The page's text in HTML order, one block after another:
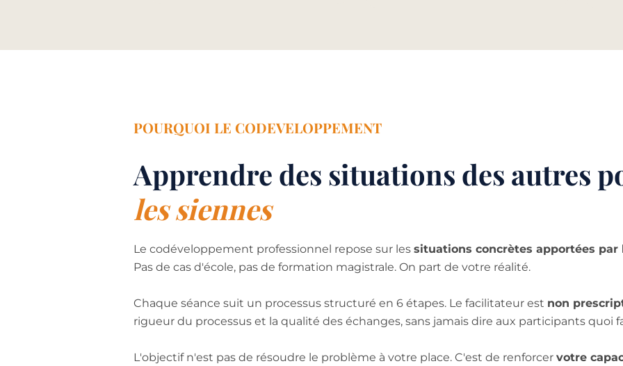
POURQUOI LE CODEVELOPPEMENT
Apprendre des situations des autres
les siennes
Le codéveloppement professionnel repose sur les situations concrètes apportées
Pas de cas d'école, pas de formation magistrale. On part de votre réalité.
Chaque séance suit un processus structuré en 6 étapes. Le facilitateur est non
rigueur du processus et la qualité des échanges, sans jamais dire aux participants quoi
L'objectif n'est pas de résoudre le problème à votre place. C'est de renforcer votre